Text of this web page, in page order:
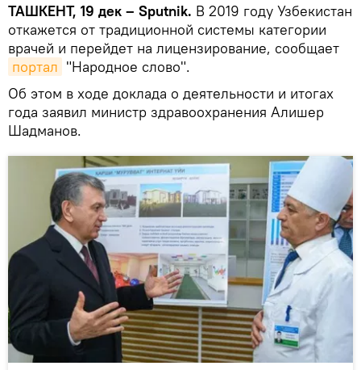
ТАШКЕНТ, 19 дек – Sputnik. В 2019 году Узбекистан
откажется от традиционной системы категории
врачей и перейдет на лицензирование, сообщает
портал "Народное слово".
Об этом в ходе доклада о деятельности и итогах
года заявил министр здравоохранения Алишер
Шадманов.